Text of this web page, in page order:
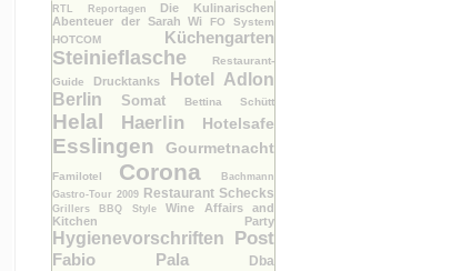
RTL Reportagen Die Kulinarischen
Abenteuer der Sarah Wi
FO System
HOTCOM Küchengarten
Steinieflasche
Restaurant-
Guide Drucktanks
Hotel Adlon
Berlin
Somat Bettina Schütt
Helal Haerlin Hotelsafe
Esslingen Gourmetnacht
Familotel Corona
Bachmann
Gastro-Tour 2009 Restaurant Schecks
Grillers BBQ StyleWine Affairs and
Kitchen Party
Hygienevorschriften Post
Fabio Pala Dba